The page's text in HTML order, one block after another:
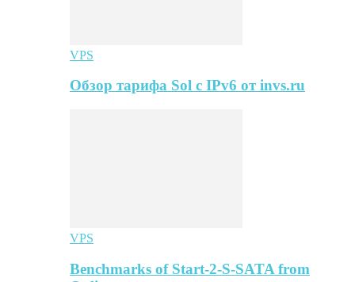
VPS
Обзор тарифа Sol с IPv6 от invs.ru
VPS
Benchmarks of Start-2-S-SATA from